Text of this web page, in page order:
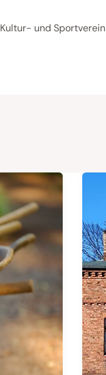
Kultur- und Sportverein